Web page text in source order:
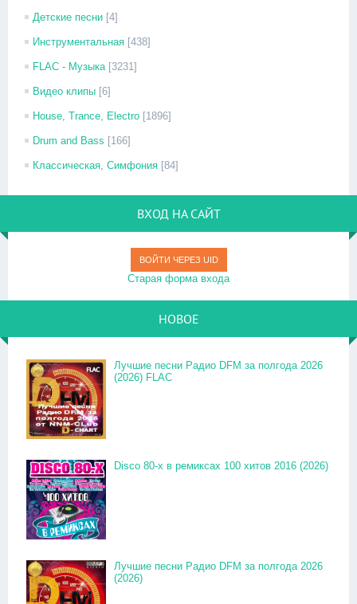
Детские песни [4]
Инструментальная [438]
FLAC - Музыка [3231]
Видео клипы [6]
House, Trance, Electro [1896]
Drum and Bass [166]
Классическая, Симфония [84]
ВХОД НА САЙТ
ВОЙТИ ЧЕРЕЗ UID
Старая форма входа
НОВОЕ
Лучшие песни Радио DFM за полгода 2026
(2026) FLAC
Disco 80-x в ремиксах 100 хитов 2016 (2026)
Лучшие песни Радио DFM за полгода 2026
(2026)